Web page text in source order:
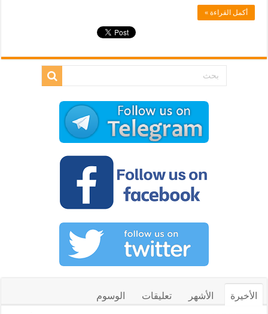
أكمل القراءة »
الأخيرة الأشهر تعليقات الوسوم